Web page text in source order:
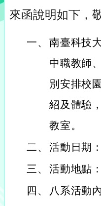
來函說明如下，
一、 南臺科技
中職教師
別安排校
紹及體驗
教室。
二、 活動日期
三、 活動地點
四、
八系活動